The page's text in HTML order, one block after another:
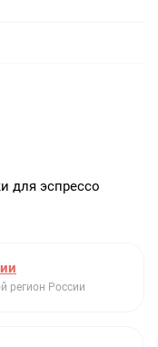
очистки от
для эспрессо
регион России